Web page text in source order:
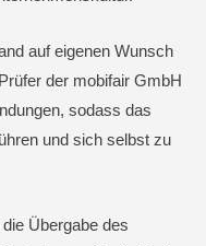
auf eigenen Wunsch
der mobifair GmbH
sodass das
und sich selbst zu
Übergabe des